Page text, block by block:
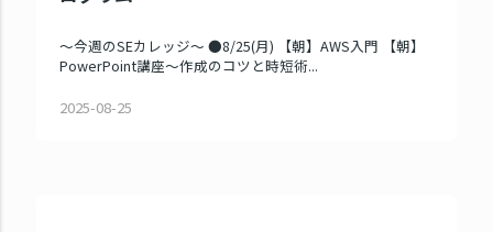
～今週のSEカレッジ～ ●8/25(月) 【朝】AWS入門 【朝】
PowerPoint講座～作成のコツと時短術...
2025-08-25